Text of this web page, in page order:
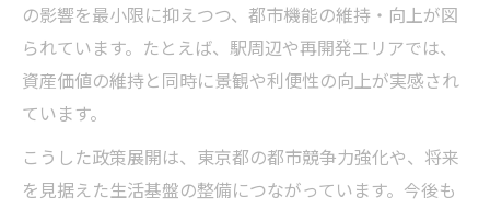
の影響を最小限に抑えつつ、都市機能の維持・向上が図
られています。たとえば、駅周辺や再開発エリアでは、
資産価値の維持と同時に景観や利便性の向上が実感され
ています。
こうした政策展開は、東京都の都市競争力強化や、将来
を見据えた生活基盤の整備につながっています。今後も